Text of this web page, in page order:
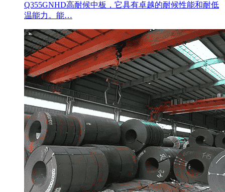
Q355GNHD高耐候中板，它具有卓越的耐候性能和耐低
温能力。能…